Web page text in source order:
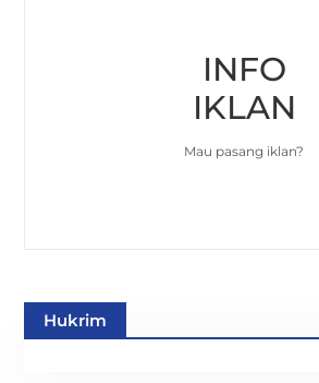
INFO
IKLAN
Mau pasang iklan?
Hukrim